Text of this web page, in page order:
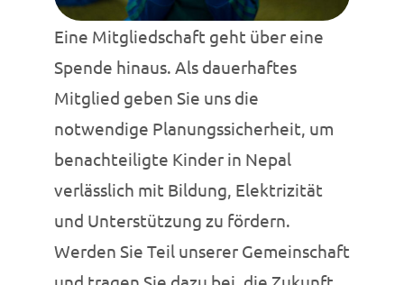
Eine Mitgliedschaft geht über eine
Spende hinaus. Als dauerhaftes
Mitglied geben Sie uns die
notwendige Planungssicherheit, um
benachteiligte Kinder in Nepal
verlässlich mit Bildung, Elektrizität
und Unterstützung zu fördern.
Werden Sie Teil unserer Gemeinschaft